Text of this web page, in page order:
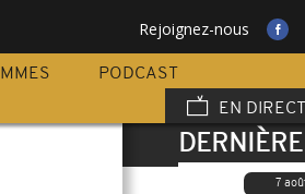
Rejoignez-nous
PODCAST
EN DIRECT
7